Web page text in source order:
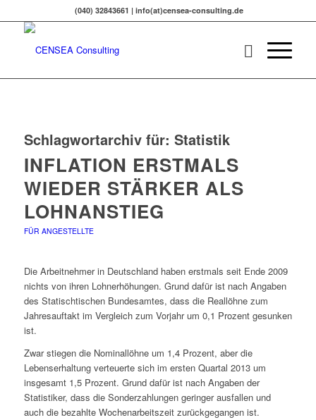
(040) 32843661 | info(at)censea-consulting.de
Schlagwortarchiv für: Statistik
INFLATION ERSTMALS
WIEDER STÄRKER ALS
LOHNANSTIEG
FÜR ANGESTELLTE
Die Arbeitnehmer in Deutschland haben erstmals seit Ende 2009
nichts von ihren Lohnerhöhungen. Grund dafür ist nach Angaben
des Statischtischen Bundesamtes, dass die Reallöhne zum
Jahresauftakt im Vergleich zum Vorjahr um 0,1 Prozent gesunken
ist.
Zwar stiegen die Nominallöhne um 1,4 Prozent, aber die
Lebenserhaltung verteuerte sich im ersten Quartal 2013 um
insgesamt 1,5 Prozent. Grund dafür ist nach Angaben der
Statistiker, dass die Sonderzahlungen geringer ausfallen und
auch die bezahlte Wochenarbeitszeit zurückgegangen ist.